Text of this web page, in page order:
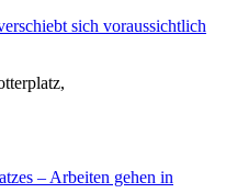
sich voraussichtlich
– Arbeiten gehen in